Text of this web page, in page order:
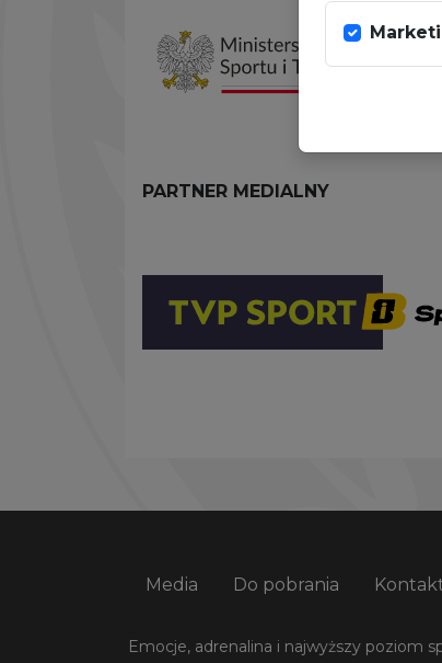
PARTNER MEDIALNY
Media Do pobrania
Emocje, adrenalina i najwyższy poziom